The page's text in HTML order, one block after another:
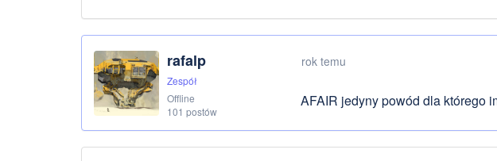
rafalp
Zespół
Offline
101 postów
rok temu
AFAIR jedyny powód dla którego